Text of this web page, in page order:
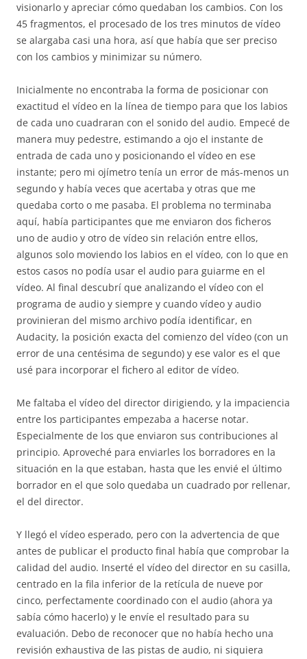
visionarlo y apreciar cómo quedaban los cambios. Con los
45 fragmentos, el procesado de los tres minutos de vídeo
se alargaba casi una hora, así que había que ser preciso
con los cambios y minimizar su número.
Inicialmente no encontraba la forma de posicionar con
exactitud el vídeo en la línea de tiempo para que los labios
de cada uno cuadraran con el sonido del audio. Empecé de
manera muy pedestre, estimando a ojo el instante de
entrada de cada uno y posicionando el vídeo en ese
instante; pero mi ojímetro tenía un error de más-menos un
segundo y había veces que acertaba y otras que me
quedaba corto o me pasaba. El problema no terminaba
aquí, había participantes que me enviaron dos ficheros
uno de audio y otro de vídeo sin relación entre ellos,
algunos solo moviendo los labios en el vídeo, con lo que en
estos casos no podía usar el audio para guiarme en el
vídeo. Al final descubrí que analizando el vídeo con el
programa de audio y siempre y cuando vídeo y audio
provinieran del mismo archivo podía identificar, en
Audacity, la posición exacta del comienzo del vídeo (con un
error de una centésima de segundo) y ese valor es el que
usé para incorporar el fichero al editor de vídeo.
Me faltaba el vídeo del director dirigiendo, y la impaciencia
entre los participantes empezaba a hacerse notar.
Especialmente de los que enviaron sus contribuciones al
principio. Aproveché para enviarles los borradores en la
situación en la que estaban, hasta que les envié el último
borrador en el que solo quedaba un cuadrado por rellenar,
el del director.
Y llegó el vídeo esperado, pero con la advertencia de que
antes de publicar el producto final había que comprobar la
calidad del audio. Inserté el vídeo del director en su casilla,
centrado en la fila inferior de la retícula de nueve por
cinco, perfectamente coordinado con el audio (ahora ya
sabía cómo hacerlo) y le envíe el resultado para su
evaluación. Debo de reconocer que no había hecho una
revisión exhaustiva de las pistas de audio, ni siquiera